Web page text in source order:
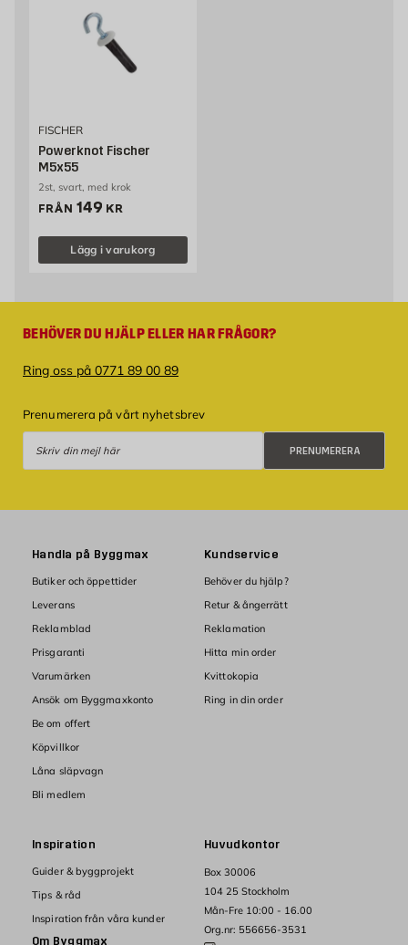
FISCHER
Powerknot Fischer
M5x55
2st, svart, med krok
FRÅN Pris 149 kr
149 KR
Lägg i varukorg
BEHÖVER DU HJÄLP ELLER HAR FRÅGOR?
Ring oss på 0771 89 00 89
Prenumerera på vårt nyhetsbrev
PRENUMERERA
Huvudkontor
Box 30006
104 25 Stockholm
Mån-Fre 10:00 - 16.00
Org.nr: 556656-3531
Handla på Byggmax
Butiker och öppettider
Leverans
Reklamblad
Prisgaranti
Varumärken
Ansök om Byggmaxkonto
Be om offert
Köpvillkor
Låna släpvagn
Bli medlem
Kundservice
Behöver du hjälp?
Retur & ångerrätt
Reklamation
Hitta min order
Kvittokopia
Ring in din order
Inspiration
Guider & byggprojekt
Tips & råd
Inspiration från våra kunder
Om Byggmax